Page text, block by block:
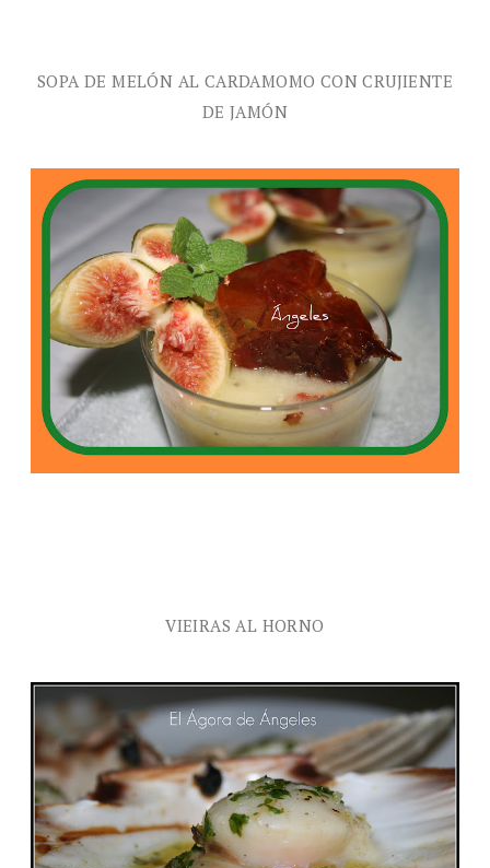
SOPA DE MELÓN AL CARDAMOMO CON CRUJIENTE
DE JAMÓN
VIEIRAS AL HORNO